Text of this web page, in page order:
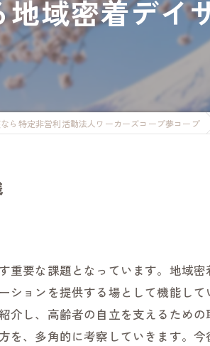
域密着デイ
ら特定非営利活動法人ワーカーズコープ夢コープ
要な課題となっています。地域
ョンを提供する場として機能し
し、高齢者の自立を支えるため
、多角的に考察していきます。